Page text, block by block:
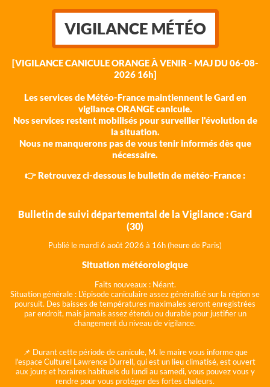
VIGILANCE MÉTÉO
[VIGILANCE CANICULE ORANGE À VENIR - MAJ DU 06-08-
2026 16h]
Les services de Météo-France maintiennent le Gard en
vigilance ORANGE canicule.
Nos services restent mobilisés pour surveiller l'évolution de
la situation.
Nous ne manquerons pas de vous tenir informés dès que
nécessaire.
👉 Retrouvez ci-dessous le bulletin de météo-France :
Bulletin de suivi départemental de la Vigilance : Gard
(30)
Publié le mardi 6 août 2026 à 16h (heure de Paris)
Situation météorologique
Faits nouveaux : Néant.
Situation générale : L'épisode caniculaire assez généralisé sur la région se
poursuit. Des baisses de températures maximales seront enregistrées
par endroit, mais jamais assez étendu ou durable pour justifier un
changement du niveau de vigilance.
📌 Durant cette période de canicule, M. le maire vous informe que
l'espace Culturel Lawrence Durrell, qui est un lieu climatisé, est ouvert
aux jours et horaires habituels du lundi au samedi, vous pouvez vous y
rendre pour vous protéger des fortes chaleurs.